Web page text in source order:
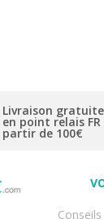
Livraison gratuite
en point relais FR
partir de 100€